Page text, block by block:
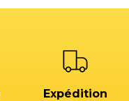
Expédition